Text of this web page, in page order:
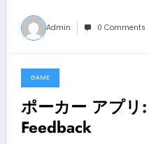
Admin 0 Comments
May 25, 2026
GAME
ポーカー アプ
Feedback